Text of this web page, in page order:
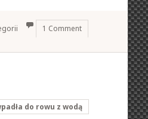
1 Comment
do rowu z wodą